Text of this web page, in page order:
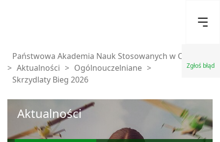
Zgłoś błąd
Państwowa Akademia Nauk Stosowanych w Chełmie
> Aktualności > Ogólnouczelniane >
Skrzydlaty Bieg 2026
Aktualności